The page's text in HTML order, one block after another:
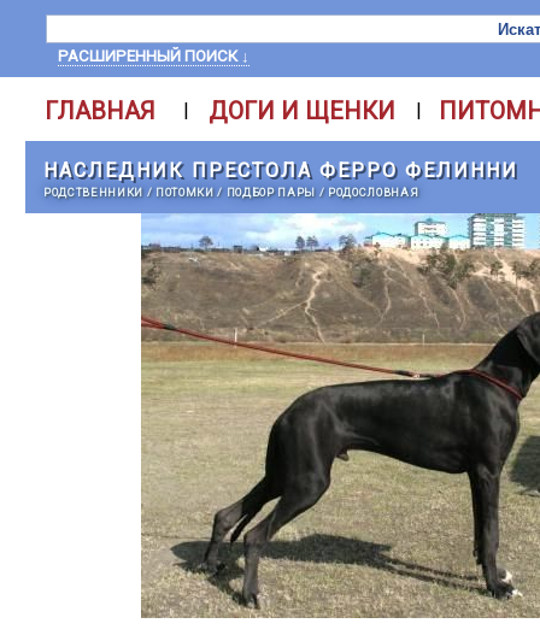
РАСШИРЕННЫЙ ПОИСК ↓
ГЛАВНАЯ | ДОГИ И ЩЕНКИ |
НАСЛЕДНИК ПРЕСТОЛА ФЕРРО ФЕЛИННИ
РОДСТВЕННИКИ / ПОТОМКИ/ ПОДБОР ПАРЫ / РОДОСЛОВНАЯ